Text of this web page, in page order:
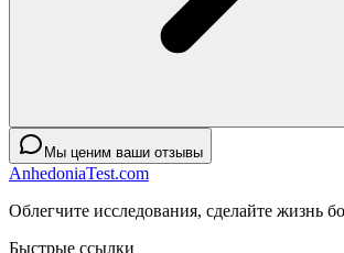
Мы ценим ваши отзывы
AnhedoniaTest.com
Облегчите исследования, сделайте жизнь
Быстрые ссылки